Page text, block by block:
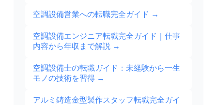
空調設備営業への転職完全ガイド →
空調設備エンジニア転職完全ガイド｜仕事
内容から年収まで解説 →
空調設備士の転職ガイド：未経験から一生
モノの技術を習得 →
アルミ鋳造金型製作スタッフ転職完全ガイ